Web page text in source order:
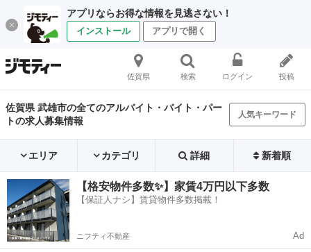
アプリならお得な情報を見逃さない！
インストール アプリで開く
佐賀県 検索 ログイン 投稿
佐賀県 武雄市の全てのアルバイト・バイト・パー
トの求人募集情報
人気キーワード
エリア カテゴリ 詳細 新着順
【格安物件多数✨】家賃4万円以下多数
【保証人ナシ】賃貸物件多数掲載！
ニフティ不動産 Ad